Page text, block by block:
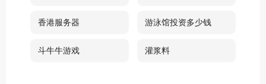
香港服务器 游泳馆投资多少钱
斗牛牛游戏 灌浆料